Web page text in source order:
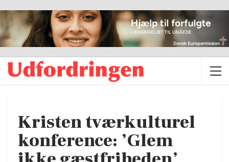
Kristen tværkulturel
konference: ’Glem